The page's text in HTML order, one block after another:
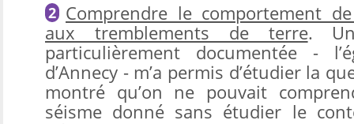
Comprendre le comportement
aux tremblements de terre.
particulièrement documentée -
d’Annecy - m’a permis d’étudier la
montré qu’on ne pouvait
séisme donné sans étudier le